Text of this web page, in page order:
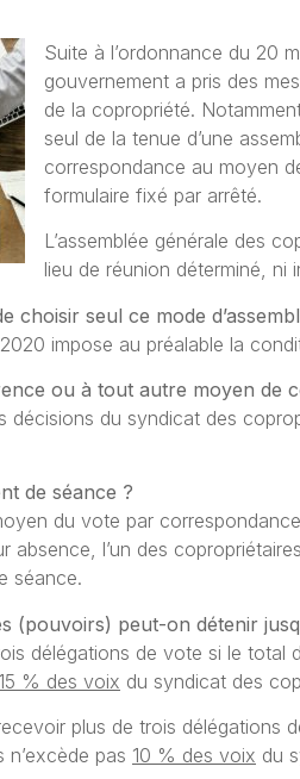
Suite à l’ordonnance du 20
gouvernement a pris des
de la copropriété.
seul de la tenue d’une
correspondance au moyen
formulaire fixé par arrêté.
L’assemblée générale des
lieu de réunion déterminé, ni
choisir seul ce mode
impose au préalable la
ou à tout autre moyen de
décisions du syndicat des
de séance ?
du vote par
absence, l’un des
séance.
(pouvoirs) peut-on détenir
délégations de vote si le total
15 % des voix du syndicat des
plus de trois délégations
pas 10 % des voix du